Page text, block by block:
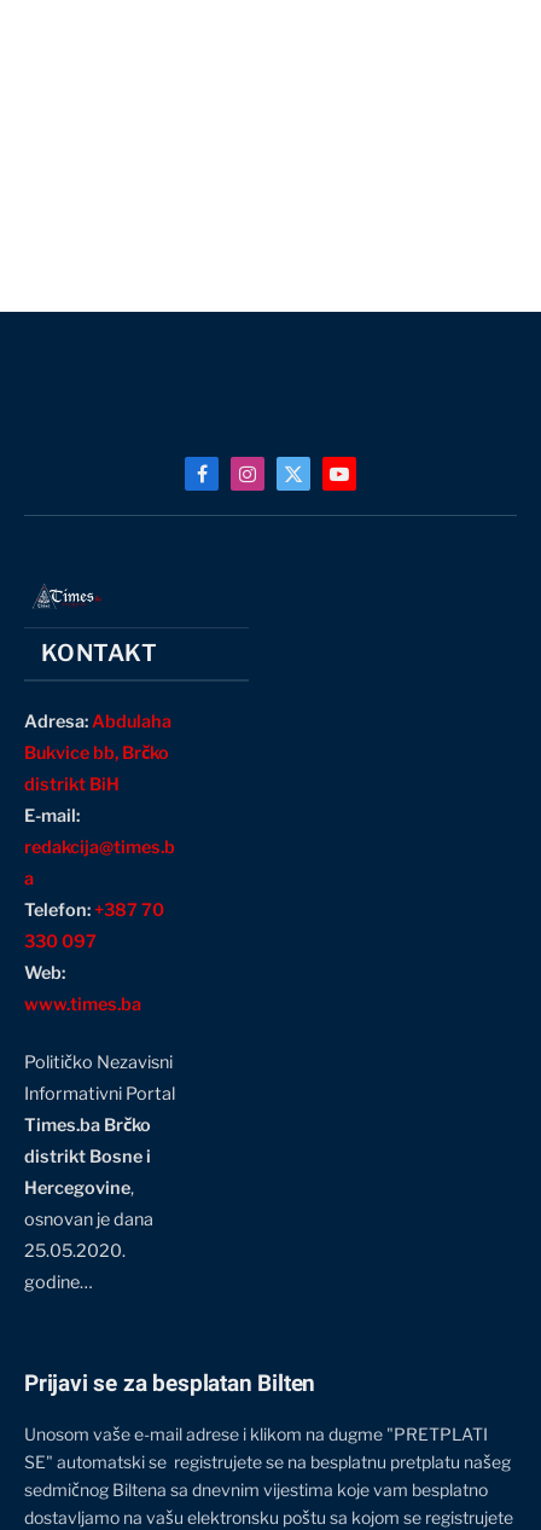
FacebookInstagram
X
(Twitter)
YouTube
KONTAKT
Adresa:Abdulaha
Bukvice bb, Brčko
distrikt BiH
E-mail:
redakcija@times.b
a
Telefon:+387 70
330 097
Web:
www.times.ba
Političko Nezavisni
Informativni Portal
Times.ba Brčko
distrikt Bosne i
Hercegovine,
osnovan je dana
25.05.2020.
godine…
Prijavi se za besplatan Bilten
Unosom vaše e-mail adrese i klikom na dugme "PRETPLATI
SE" automatski se registrujete se na besplatnu pretplatu našeg
sedmičnog Biltena sa dnevnim vijestima koje vam besplatno
dostavljamo na vašu elektronsku poštu sa kojom se registrujete